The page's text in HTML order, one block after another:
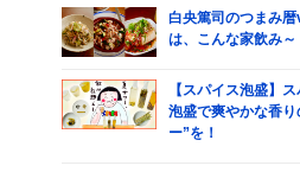
白央篤司のつまみ
は、こんな家飲み～
【スパイス泡盛】
泡盛で爽やかな香り
ー”を！